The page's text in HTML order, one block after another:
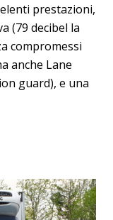
prestazioni,
(79 decibel la
compromessi
anche Lane
guard), e una